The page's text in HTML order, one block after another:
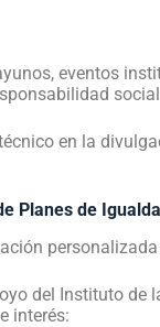
eventos
en la
Planes de
del Instituto de
interés: